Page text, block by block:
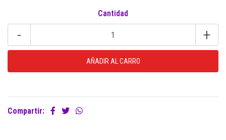
Cantidad
- +
Compartir: